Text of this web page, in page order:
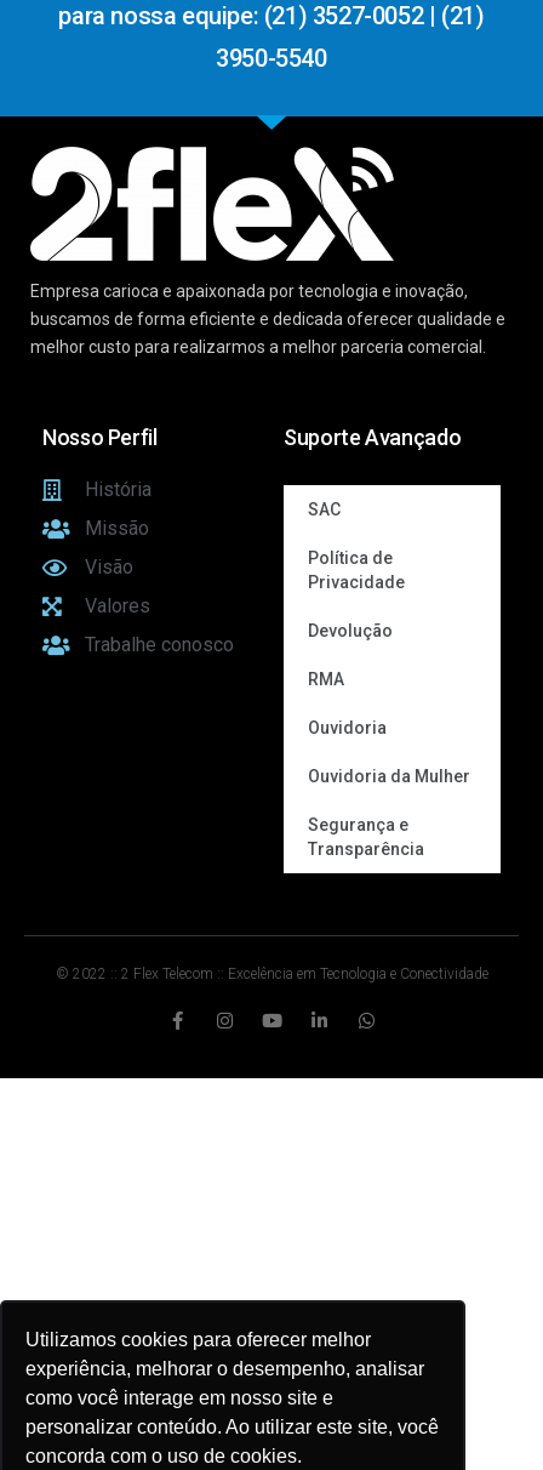
Utilizamos cookies para oferecer melhor
experiência, melhorar o desempenho, analisar
como você interage em nosso site e
personalizar conteúdo. Ao utilizar este site, você
concorda com o uso de cookies.
para nossa equipe: (21) 3527-0052 | (21)
3950-5540
Empresa carioca e apaixonada por tecnologia e inovação,
buscamos de forma eficiente e dedicada oferecer qualidade e
melhor custo para realizarmos a melhor parceria comercial.
Nosso Perfil
História
Missão
Visão
Valores
Trabalhe conosco
Suporte Avançado
SAC
Política de
Privacidade
Devolução
RMA
Ouvidoria
Ouvidoria da Mulher
Segurança e
Transparência
© 2022 :: 2 Flex Telecom :: Excelência em Tecnologia e Conectividade